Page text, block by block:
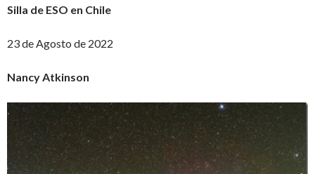
Silla de ESO en Chile
23 de Agosto de 2022
Nancy Atkinson